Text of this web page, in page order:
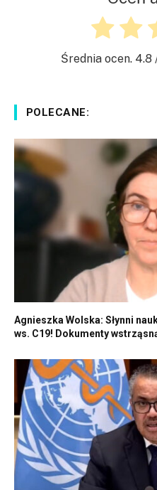
Średnia ocen. 4.8
POLECANE:
Agnieszka Wolska: Słynni
ws. C19! Dokumenty